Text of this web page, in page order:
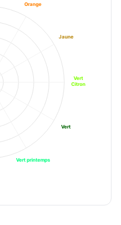
Orange
Jaune
Vert
Citron
Vert
Vert printemps